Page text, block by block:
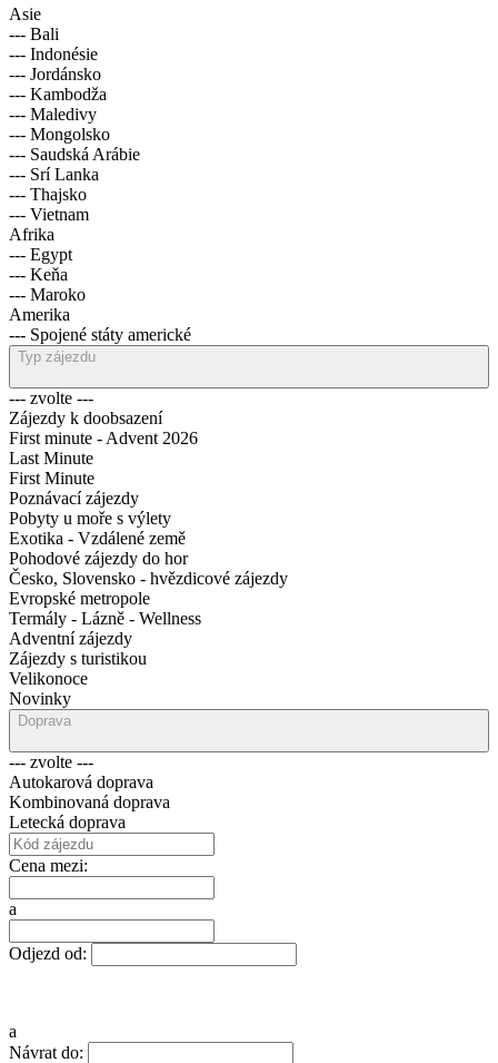
Asie
--- Bali
--- Indonésie
--- Jordánsko
--- Kambodža
--- Maledivy
--- Mongolsko
--- Saudská Arábie
--- Srí Lanka
--- Thajsko
--- Vietnam
Afrika
--- Egypt
--- Keňa
--- Maroko
Amerika
--- Spojené státy americké
Typ zájezdu
--- zvolte ---
Zájezdy k doobsazení
First minute - Advent 2026
Last Minute
First Minute
Poznávací zájezdy
Pobyty u moře s výlety
Exotika - Vzdálené země
Pohodové zájezdy do hor
Česko, Slovensko - hvězdicové zájezdy
Evropské metropole
Termály - Lázně - Wellness
Adventní zájezdy
Zájezdy s turistikou
Velikonoce
Novinky
Doprava
--- zvolte ---
Autokarová doprava
Kombinovaná doprava
Letecká doprava
Cena mezi:
a
Odjezd od:
a
Návrat do: